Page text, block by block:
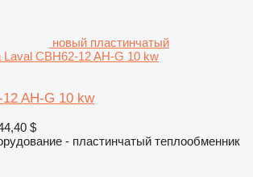
новый пластинчатый
CBH62-12 AH-G 10 kw
AH-G 10 kw
$
- пластинчатый теплообменник